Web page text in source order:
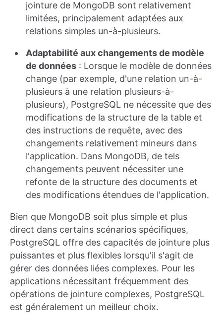
jointure de MongoDB sont relativement
limitées, principalement adaptées aux
relations simples un-à-plusieurs.
Adaptabilité aux changements de modèle
de données : Lorsque le modèle de données
change (par exemple, d'une relation un-à-
plusieurs à une relation plusieurs-à-
plusieurs), PostgreSQL ne nécessite que des
modifications de la structure de la table et
des instructions de requête, avec des
changements relativement mineurs dans
l'application. Dans MongoDB, de tels
changements peuvent nécessiter une
refonte de la structure des documents et
des modifications étendues de l'application.
Bien que MongoDB soit plus simple et plus
direct dans certains scénarios spécifiques,
PostgreSQL offre des capacités de jointure plus
puissantes et plus flexibles lorsqu'il s'agit de
gérer des données liées complexes. Pour les
applications nécessitant fréquemment des
opérations de jointure complexes, PostgreSQL
est généralement un meilleur choix.